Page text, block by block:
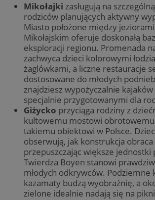
Mikołajki zasługują na
rodziców planujących aktywny
Miasto położone między
Mikołajskim oferuje doskonałą
eksploracji regionu. Promenada
zachwyca dzieci kolorowymi
żaglówkami, a liczne restauracje
dostosowane do młodych
znajdziesz wypożyczalnie
specjalnie przygotowanymi dla
Giżycko przyciąga rodziny z
kultowemu mostowi
takiemu obiektowi w Polsce.
obserwują, jak konstrukcja obraca
przepuszczając większe jednostki
Twierdza Boyen stanowi
młodych odkrywców. Podziemne
kazamaty budzą wyobraźnię, a
zielone idealnie nadają się na